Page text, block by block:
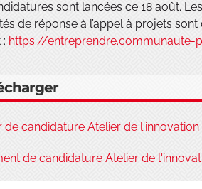
sont lancées ce 18 août.
de réponse à l’appel à projets
https://
de candidature Atelier de l'innovation
de candidature Atelier de